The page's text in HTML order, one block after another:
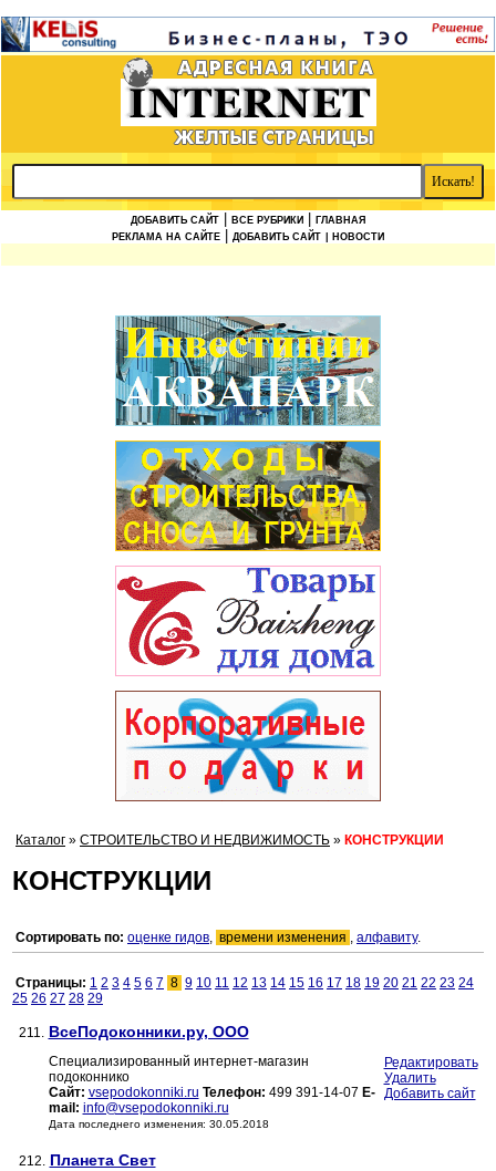
ДОБАВИТЬ САЙТ ВСЕ РУБРИКИ
ГЛАВНАЯ
РЕКЛАМА НА САЙТЕ
ДОБАВИТЬ САЙТ | НОВОСТИ
Каталог » СТРОИТЕЛЬСТВО И НЕДВИЖИМОСТЬ » КОНСТРУКЦИИ
КОНСТРУКЦИИ
Сортировать по: оценке гидов, времени изменения , алфавиту.
Страницы: 1 2 3 4 5 6 7 8 9 10 11 12 13 14 15 16 17 18 19 20 21 22 23 24
25 26 27 28 29
211. ВсеПодоконники.ру, ООО
Специализированный интернет-магазин
подоконнико
Сайт: vsepodokonniki.ru Телефон: 499 391-14-07 E-
mail: info@vsepodokonniki.ru
Дата последнего изменения: 30.05.2018
Редактировать
Удалить
Добавить сайт
212. Планета Свет